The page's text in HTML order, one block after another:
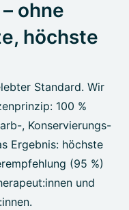
ohne
höchste
Standard. Wir
100 %
, Konservierungs-
Ergebnis: höchste
(95 %)
und